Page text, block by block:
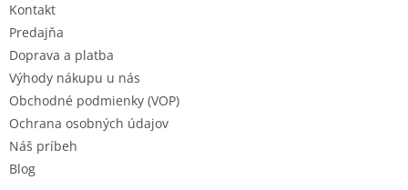
Kontakt
Predajňa
Doprava a platba
Výhody nákupu u nás
Obchodné podmienky (VOP)
Ochrana osobných údajov
Náš príbeh
Blog